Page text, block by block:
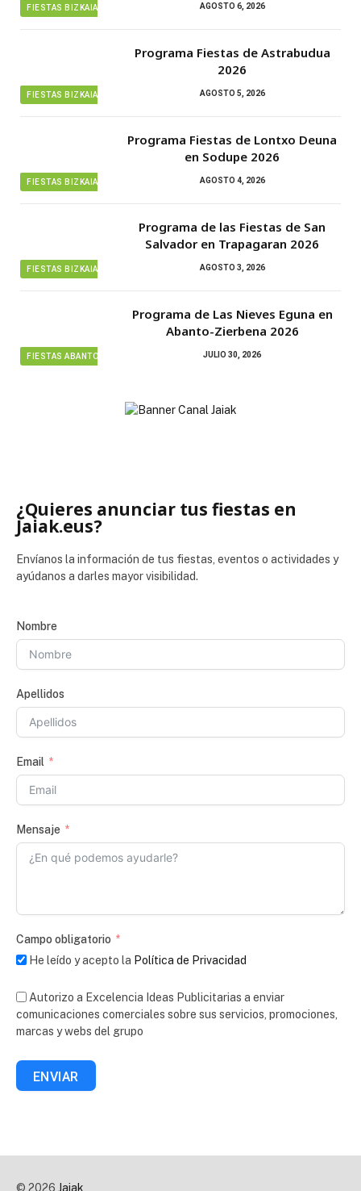
FIESTAS BIZKAIA AGOSTO 6, 2026
FIESTAS BIZKAIA
Programa Fiestas de Astrabudua
2026
AGOSTO 5, 2026
FIESTAS BIZKAIA
Programa Fiestas de Lontxo Deuna
en Sodupe 2026
AGOSTO 4, 2026
FIESTAS BIZKAIA
Programa de las Fiestas de San
Salvador en Trapagaran 2026
AGOSTO 3, 2026
FIESTAS ABANTO ZIERBENA
Programa de Las Nieves Eguna en
Abanto-Zierbena 2026
JULIO 30, 2026
¿Quieres anunciar tus fiestas en
Jaiak.eus?
Envíanos la información de tus fiestas, eventos o actividades y
ayúdanos a darles mayor visibilidad.
Nombre
Apellidos
Email
Mensaje
Campo obligatorio
He leído y acepto la Política de Privacidad
Autorizo a Excelencia Ideas Publicitarias a enviar
comunicaciones comerciales sobre sus servicios, promociones,
marcas y webs del grupo
ENVIAR
© 2026 Jaiak